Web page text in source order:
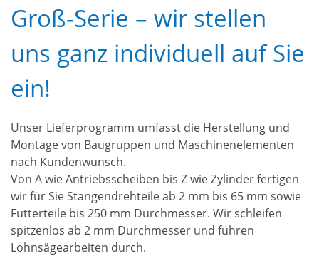
Groß-Serie – wir stellen
uns ganz individuell auf Sie
ein!
Unser Lieferprogramm umfasst die Herstellung und
Montage von Baugruppen und Maschinenelementen
nach Kundenwunsch.
Von A wie Antriebsscheiben bis Z wie Zylinder fertigen
wir für Sie Stangendrehteile ab 2 mm bis 65 mm sowie
Futterteile bis 250 mm Durchmesser. Wir schleifen
spitzenlos ab 2 mm Durchmesser und führen
Lohnsägearbeiten durch.